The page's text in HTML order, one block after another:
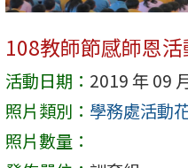
108教師節感師恩活
活動日期： 2019 年 09
照片類別： 學務處活動
照片數量：